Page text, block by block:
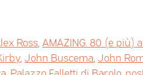
Ross ,AMAZING. 80 (e più)
, John Buscema John
Palazzo Falletti di Barolo,